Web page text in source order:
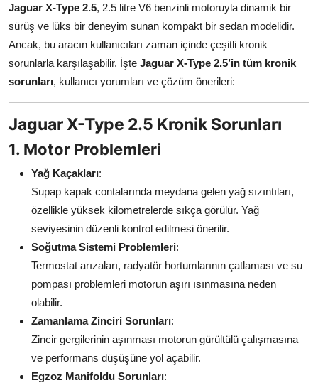
Jaguar X-Type 2.5, 2.5 litre V6 benzinli motoruyla dinamik bir
sürüş ve lüks bir deneyim sunan kompakt bir sedan modelidir.
Ancak, bu aracın kullanıcıları zaman içinde çeşitli kronik
sorunlarla karşılaşabilir. İşte Jaguar X-Type 2.5’in tüm kronik
sorunları, kullanıcı yorumları ve çözüm önerileri:
Jaguar X-Type 2.5 Kronik Sorunları
1. Motor Problemleri
Yağ Kaçakları:
Supap kapak contalarında meydana gelen yağ sızıntıları,
özellikle yüksek kilometrelerde sıkça görülür. Yağ
seviyesinin düzenli kontrol edilmesi önerilir.
Soğutma Sistemi Problemleri:
Termostat arızaları, radyatör hortumlarının çatlaması ve su
pompası problemleri motorun aşırı ısınmasına neden
olabilir.
Zamanlama Zinciri Sorunları:
Zincir gergilerinin aşınması motorun gürültülü çalışmasına
ve performans düşüşüne yol açabilir.
Egzoz Manifoldu Sorunları: